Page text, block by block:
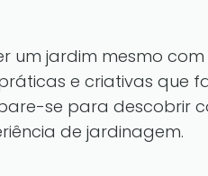
um jardim mesmo
e criativas que
se para descobrir
de jardinagem.